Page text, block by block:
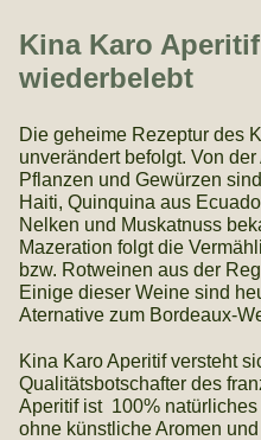
Kina Karo
wiederbelebt
Die geheime Rezeptur des
unverändert befolgt. Von
Pflanzen und Gewürzen
Haiti, Quinquina aus
Nelken und Muskatnuss
Mazeration folgt die
bzw. Rotweinen aus der
Einige dieser Weine sind
Aternative zum Bordeaux-
Kina Karo Aperitif versteht
Qualitätsbotschafter des
Aperitif ist 100%
ohne künstliche Aromen